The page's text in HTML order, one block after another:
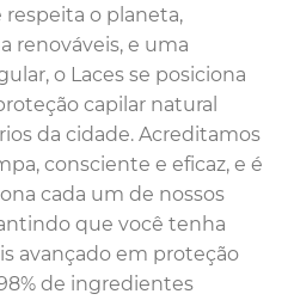
o planeta,
renováveis, e uma
o Laces se posiciona
capilar natural
da cidade. Acreditamos
consciente e eficaz, e é
cada um de nossos
que você tenha
avançado em proteção
de ingredientes